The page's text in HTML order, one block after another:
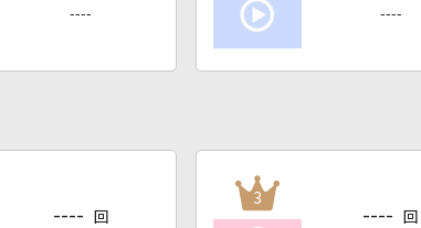
---- ----
---- 回
3
---- 回